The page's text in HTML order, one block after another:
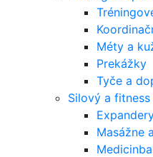
Méty a
Prekážky
Tyče a
Silový a
Masážne